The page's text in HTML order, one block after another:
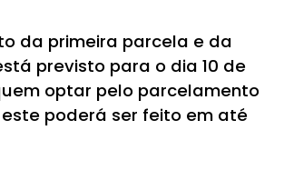
da primeira parcela e da
previsto para o dia 10 de
optar pelo parcelamento
poderá ser feito em até